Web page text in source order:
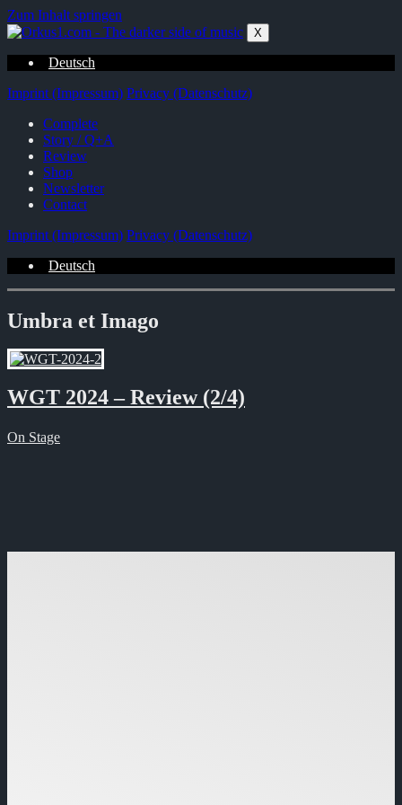
Zum Inhalt springen
X
Deutsch
Imprint (Impressum) Privacy (Datenschutz)
Complete
Story / Q+A
Review
Shop
Newsletter
Contact
Imprint (Impressum) Privacy (Datenschutz)
Deutsch
Umbra et Imago
WGT 2024 – Review (2/4)
On Stage